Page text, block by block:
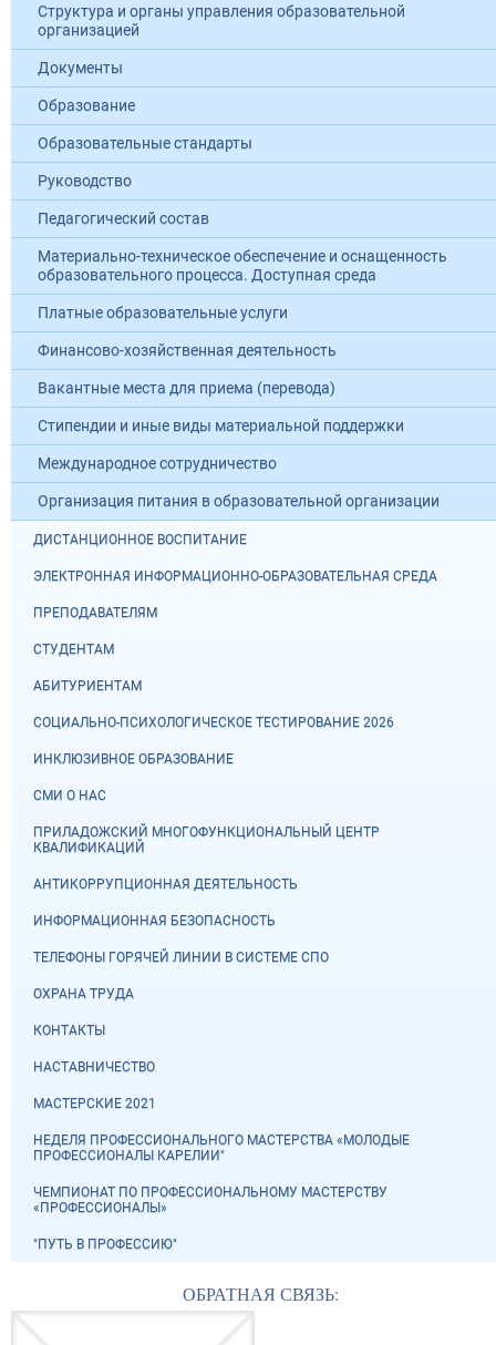
Структура и органы управления образовательной
организацией
Документы
Образование
Образовательные стандарты
Руководство
Педагогический состав
Материально-техническое обеспечение и оснащенность
образовательного процесса. Доступная среда
Платные образовательные услуги
Финансово-хозяйственная деятельность
Вакантные места для приема (перевода)
Стипендии и иные виды материальной поддержки
Международное сотрудничество
Организация питания в образовательной организации
ДИСТАНЦИОННОЕ ВОСПИТАНИЕ
ЭЛЕКТРОННАЯ ИНФОРМАЦИОННО-ОБРАЗОВАТЕЛЬНАЯ СРЕДА
ПРЕПОДАВАТЕЛЯМ
СТУДЕНТАМ
АБИТУРИЕНТАМ
СОЦИАЛЬНО-ПСИХОЛОГИЧЕСКОЕ ТЕСТИРОВАНИЕ 2026
ИНКЛЮЗИВНОЕ ОБРАЗОВАНИЕ
СМИ О НАС
ПРИЛАДОЖСКИЙ МНОГОФУНКЦИОНАЛЬНЫЙ ЦЕНТР
КВАЛИФИКАЦИЙ
АНТИКОРРУПЦИОННАЯ ДЕЯТЕЛЬНОСТЬ
ИНФОРМАЦИОННАЯ БЕЗОПАСНОСТЬ
ТЕЛЕФОНЫ ГОРЯЧЕЙ ЛИНИИ В СИСТЕМЕ СПО
ОХРАНА ТРУДА
КОНТАКТЫ
НАСТАВНИЧЕСТВО
МАСТЕРСКИЕ 2021
НЕДЕЛЯ ПРОФЕССИОНАЛЬНОГО МАСТЕРСТВА «МОЛОДЫЕ
ПРОФЕССИОНАЛЫ КАРЕЛИИ"
ЧЕМПИОНАТ ПО ПРОФЕССИОНАЛЬНОМУ МАСТЕРСТВУ
«ПРОФЕССИОНАЛЫ»
"ПУТЬ В ПРОФЕССИЮ"
ОБРАТНАЯ СВЯЗЬ: